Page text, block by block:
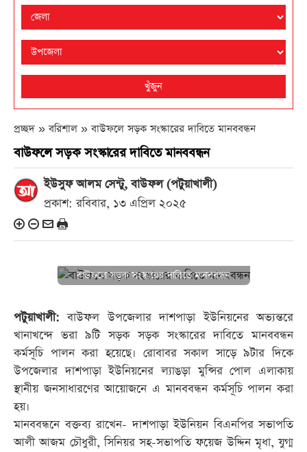
খুঁজুন
প্রচ্ছদ » বরিশাল »বাউফলে সড়ক সংস্কারের দাবিতে মানববন্ধন
বাউফলে সড়ক সংস্কারের দাবিতে মানববন্ধন
ইউসুফ আলম সেন্টু, বাউফল (পটুয়াখালী)
প্রকাশ: রবিবার, ১৩ এপ্রিল ২০২৫
বাউফলে সড়ক সংস্কারের দাবিতে মানববন্ধন
পটুয়াখালী: বাউফল উপজেলার দাশপাড়া ইউনিয়নের অভ্যন্তরে
খানাখন্দে ভরা ৯টি সড়ক সড়ক সংস্কারের দাবিতে মানববন্ধন
কর্মসূচি পালন করা হয়েছে। রোবাবর সকাল সাড়ে ৯টার দিকে
উপজেলার দাশপাড়া ইউনিয়নের ল্যাঙড়া মুন্সির পোল এলাকায়
স্থানীয় জনসাধারণের আয়োজনে এ মানববন্ধন কর্মসূচি পালন করা
হয়।
মানববন্ধনে বক্তব্য রাখেন- দাশপাড়া ইউনিয়ন বিএনপির সভাপতি
আলী আজম চৌধুরী, সিনিয়র সহ-সভাপতি ফয়েজ উদ্দিন মৃধা, যুগ্ম